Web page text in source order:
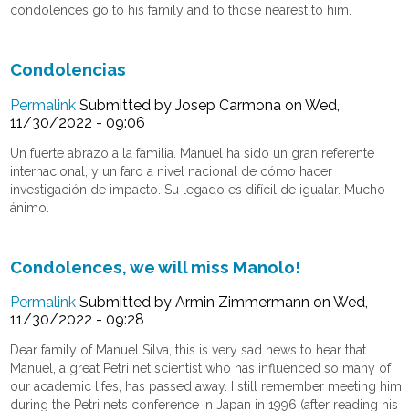
condolences go to his family and to those nearest to him.
Condolencias
Permalink Submitted byJosep Carmona on Wed,
11/30/2022 - 09:06
Un fuerte abrazo a la familia. Manuel ha sido un gran referente
internacional, y un faro a nivel nacional de cómo hacer
investigación de impacto. Su legado es difícil de igualar. Mucho
ánimo.
Condolences, we will miss Manolo!
Permalink Submitted byArmin Zimmermann on Wed,
11/30/2022 - 09:28
Dear family of Manuel Silva, this is very sad news to hear that
Manuel, a great Petri net scientist who has influenced so many of
our academic lifes, has passed away. I still remember meeting him
during the Petri nets conference in Japan in 1996 (after reading his